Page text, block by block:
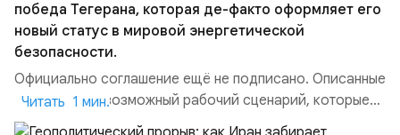
победа Тегерана, которая де-факто оформляет его
новый статус в мировой энергетической
безопасности.
Официально соглашение ещё не подписано. Описанные
пункты — это возможный рабочий сценарий, которые
скорее всего будут реализованы.Разбираем ключевые
Читать 1 мин.